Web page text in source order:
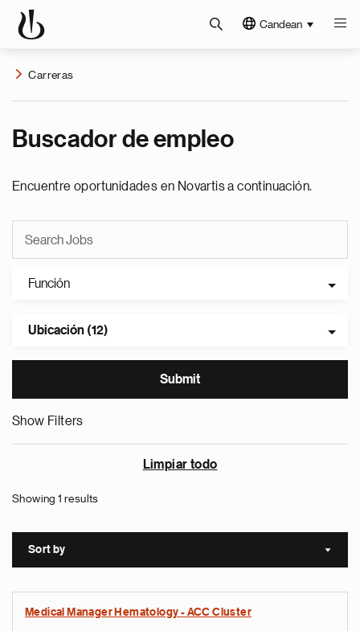
Candean
Carreras
Buscador de empleo
Encuentre oportunidades en Novartis a continuación.
Función
Ubicación (12)
Show Filters
Limpiar todo
Showing 1 results
Sort by Sort
Medical Manager Hematology - ACC Cluster